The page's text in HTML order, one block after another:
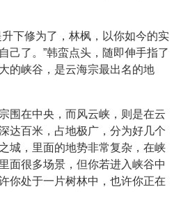
下修为了，林枫，以你如今的实
己了。”韩蛮点头，随即伸手指了
的峡谷，是云海宗最出名的地
围在中央，而风云峡，则是在云
达百米，占地极广，分为好几个
城，里面的地势非常复杂，在峡
面很多场景，但你若进入峡谷中
你处于一片树林中，也许你正在